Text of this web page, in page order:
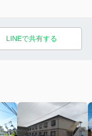
LINEで共有する